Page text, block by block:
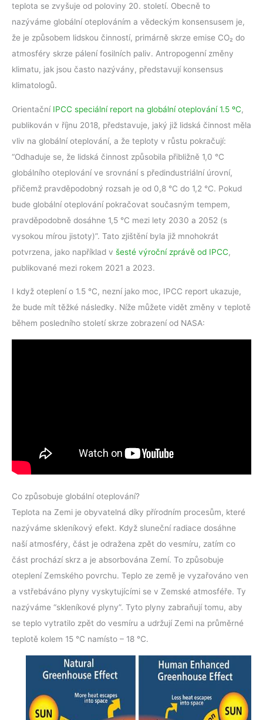
teplota se zvyšuje od poloviny 20. století. Obecně to
nazýváme globální oteplováním a vědeckým konsensusem je,
že je způsobem lidskou činností, primárně skrze emise CO₂ do
atmosféry skrze pálení fosilních paliv. Antropogenní změny
klimatu, jak jsou často nazývány, představují konsensus
klimatologů.
Orientační IPCC speciální report na globální oteplování 1.5 ºC,
publikován v říjnu 2018, představuje, jaký již lidská činnost měla
vliv na globální oteplování, a že teploty v růstu pokračují:
“Odhaduje se, že lidská činnost způsobila přibližně 1,0 °C
globálního oteplování ve srovnání s předindustriální úrovní,
přičemž pravděpodobný rozsah je od 0,8 °C do 1,2 °C. Pokud
bude globální oteplování pokračovat současným tempem,
pravděpodobně dosáhne 1,5 °C mezi lety 2030 a 2052 (s
vysokou mírou jistoty)”. Tato zjištění byla již mnohokrát
potvrzena, jako například v šesté výroční zprávě od IPCC,
publikované mezi rokem 2021 a 2023.
I když oteplení o 1.5 °C, nezní jako moc, IPCC report ukazuje,
že bude mít těžké následky. Níže můžete vidět změny v teplotě
během posledního století skrze zobrazení od NASA:
Co způsobuje globální oteplování?
Teplota na Zemi je obyvatelná díky přírodním procesům, které
nazýváme skleníkový efekt. Když sluneční radiace dosáhne
naší atmosféry, část je odražena zpět do vesmíru, zatím co
část prochází skrz a je absorbována Zemí. To způsobuje
oteplení Zemského povrchu. Teplo ze země je vyzařováno ven
a vstřebáváno plyny vyskytujícími se v Zemské atmosféře. Ty
nazýváme “skleníkové plyny”. Tyto plyny zabraňují tomu, aby
se teplo vytratilo zpět do vesmíru a udržují Zemi na průměrné
teplotě kolem 15 °C namísto – 18 °C.